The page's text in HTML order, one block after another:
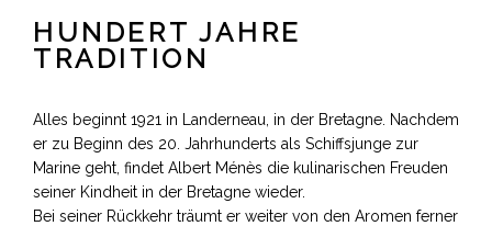
HUNDERT JAHRE
TRADITION
Alles beginnt 1921 in Landerneau, in der Bretagne. Nachdem
er zu Beginn des 20. Jahrhunderts als Schiffsjunge zur
Marine geht, findet Albert Ménès die kulinarischen Freuden
seiner Kindheit in der Bretagne wieder.
Bei seiner Rückkehr träumt er weiter von den Aromen ferner